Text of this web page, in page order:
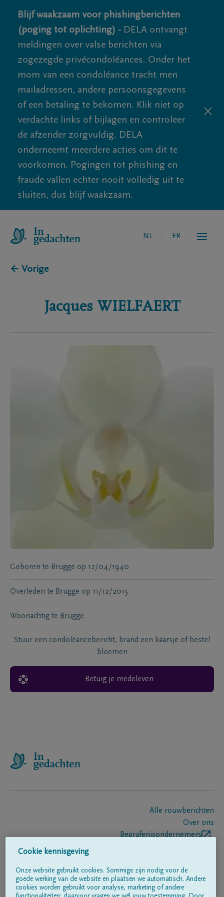
Blijf waakzaam voor phishingberichten
(poging tot oplichting) - DELA ontvangt
meldingen over valse berichten via
zogezegde privécondoléances. Onder het
mom van een condoléance tracht men
mailadressen, andere persoonsgegevens
of een betaling te bekomen. Klik niet op
verdachte links of bijlagen en controleer
de afzender zorgvuldig. DELA
onderneemt meerdere acties om dit te
voorkomen. Pogingen tot phishing en
fraude vallen echter nooit volledig uit te
sluiten, dus blijf waakzaam.
NL FR
← Vorige
Jacques WIELFAERT
Geboren te Brugge op 12/04/1940
Overleden te Brugge op 11/12/2015
Woonachtig te Brugge
Stuur een condoléancebericht, brand een kaarsje of bestel
bloemen
Betuig je medeleven
Alle rouwberichten
Over ons
Begrafenisondernemers
Volg ons op
Cookie kennisgeving
Onze website gebruikt cookies. Sommige zijn nodig voor de
goede werking van de website en plaatsen we automatisch. Andere
cookies worden gebruikt voor analyse, marketing of andere